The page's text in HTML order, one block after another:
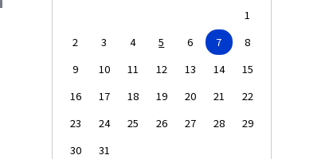
1
2
3 4 5 6 7
8
9
10 11 12 13 14
15
16
17 18 19 20 21
22
23
24 25 26 27 28
29
30
31